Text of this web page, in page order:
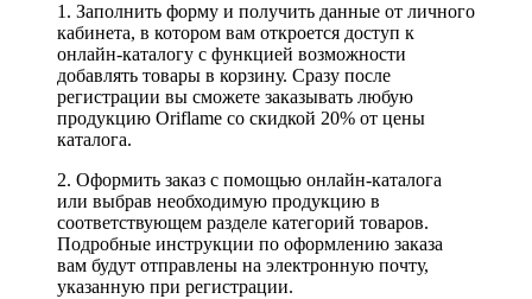
1. Заполнить форму и получить данные от личного
кабинета, в котором вам откроется доступ к
онлайн-каталогу с функцией возможности
добавлять товары в корзину. Сразу после
регистрации вы сможете заказывать любую
продукцию Oriflame со скидкой 20% от цены
каталога.
2. Оформить заказ с помощью онлайн-каталога
или выбрав необходимую продукцию в
соответствующем разделе категорий товаров.
Подробные инструкции по оформлению заказа
вам будут отправлены на электронную почту,
указанную при регистрации.